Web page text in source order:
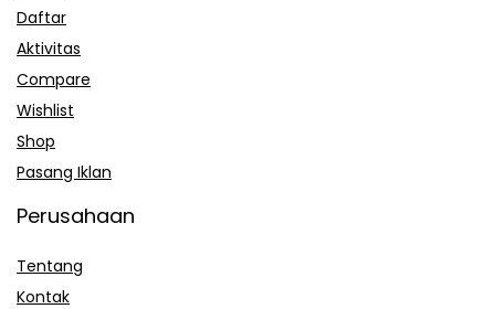
Daftar
Aktivitas
Compare
Wishlist
Shop
Pasang Iklan
Perusahaan
Tentang
Kontak